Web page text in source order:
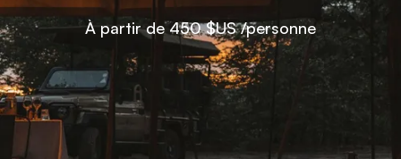
À partir de450 $US/personne